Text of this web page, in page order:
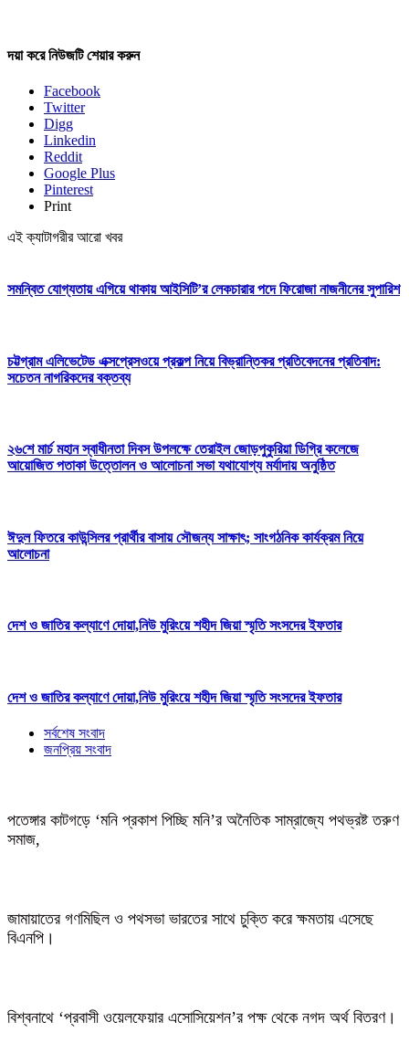
দয়া করে নিউজটি শেয়ার করুন
Facebook
Twitter
Digg
Linkedin
Reddit
Google Plus
Pinterest
Print
এই ক্যাটাগরীর আরো খবর
সমন্বিত যোগ্যতায় এগিয়ে থাকায় আইসিটি’র লেকচারার পদে ফিরোজা নাজনীনের সুপারিশ
চট্টগ্রাম এলিভেটেড এক্সপ্রেসওয়ে প্রকল্প নিয়ে বিভ্রান্তিকর প্রতিবেদনের প্রতিবাদ:
সচেতন নাগরিকদের বক্তব্য
২৬শে মার্চ মহান স্বাধীনতা দিবস উপলক্ষে তেরাইল জোড়পুকুরিয়া ডিগ্রি কলেজে
আয়োজিত পতাকা উত্তোলন ও আলোচনা সভা যথাযোগ্য মর্যাদায় অনুষ্ঠিত
ঈদুল ফিতরে কাউন্সিলর প্রার্থীর বাসায় সৌজন্য সাক্ষাৎ; সাংগঠনিক কার্যক্রম নিয়ে
আলোচনা
দেশ ও জাতির কল্যাণে দোয়া,নিউ মুরিংয়ে শহীদ জিয়া স্মৃতি সংসদের ইফতার
দেশ ও জাতির কল্যাণে দোয়া,নিউ মুরিংয়ে শহীদ জিয়া স্মৃতি সংসদের ইফতার
সর্বশেষ সংবাদ
জনপ্রিয় সংবাদ
পতেঙ্গার কাটগড়ে ‘মনি প্রকাশ পিচ্ছি মনি’র অনৈতিক সাম্রাজ্যে পথভ্রষ্ট তরুণ
সমাজ,
জামায়াতের গণমিছিল ও পথসভা ভারতের সাথে চুক্তি করে ক্ষমতায় এসেছে
বিএনপি।
বিশ্বনাথে ‘প্রবাসী ওয়েলফেয়ার এসোসিয়েশন’র পক্ষ থেকে নগদ অর্থ বিতরণ।